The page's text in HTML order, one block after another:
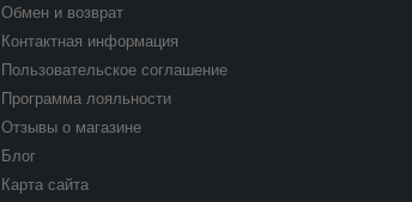
Обмен и возврат
Контактная информация
Пользовательское соглашение
Программа лояльности
Отзывы о магазине
Блог
Карта сайта